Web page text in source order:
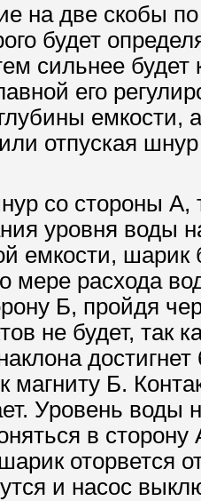
на две скобы
будет
сильнее будет
его
емкости,
отпуская
со стороны А,
уровня воды
емкости, шарик
мере расхода
Б, пройдя
не будет, так
магниту Б.
Уровень воды
в
оторвется
и насос